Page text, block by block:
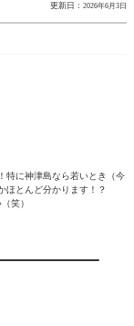
更新日： 2026年6月3日
特に神津島なら若いとき（今
ほとんど分かります！？
笑）